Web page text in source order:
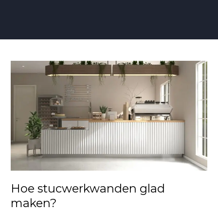
Hoe stucwerkwanden glad
maken?
Hoe
stucwerkwanden